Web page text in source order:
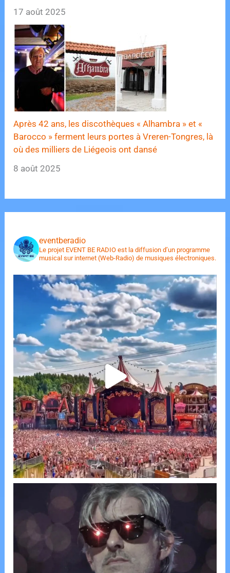
17 août 2025
Après 42 ans, les discothèques « Alhambra » et «
Barocco » ferment leurs portes à Vreren-Tongres, là
où des milliers de Liégeois ont dansé
8 août 2025
eventberadio
Le projet EVENT BE RADIO est la diffusion d’un programme
musical sur internet (Web-Radio) de musiques électroniques.